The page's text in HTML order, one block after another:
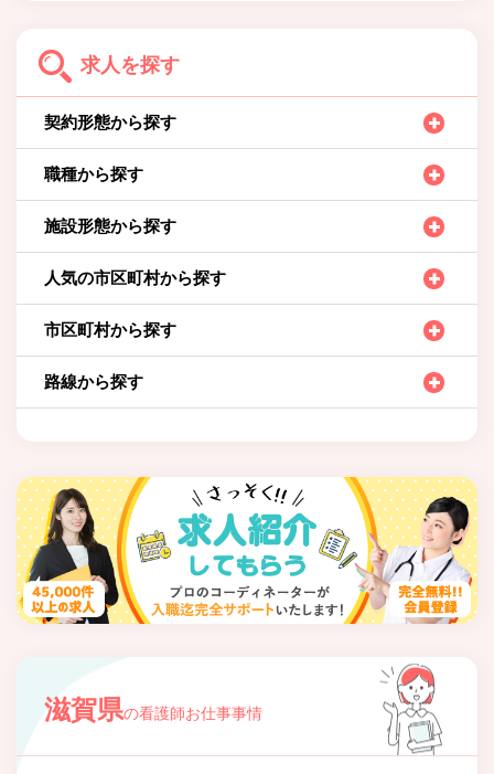
求人を探す
契約形態から探す
職種から探す
施設形態から探す
人気の市区町村から探す
市区町村から探す
路線から探す
滋賀県の看護師お仕事事情